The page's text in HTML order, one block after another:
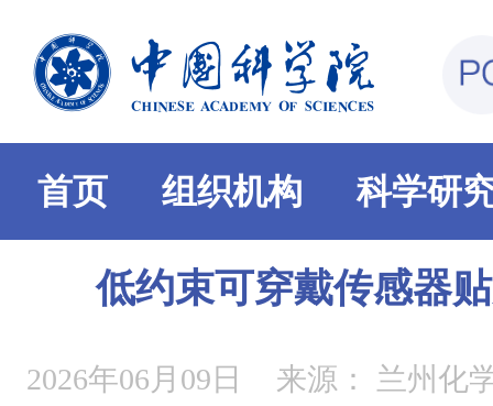
首页 组织机构 科学研
低约束可穿戴传感器
2026年06月09日 来源： 兰州化